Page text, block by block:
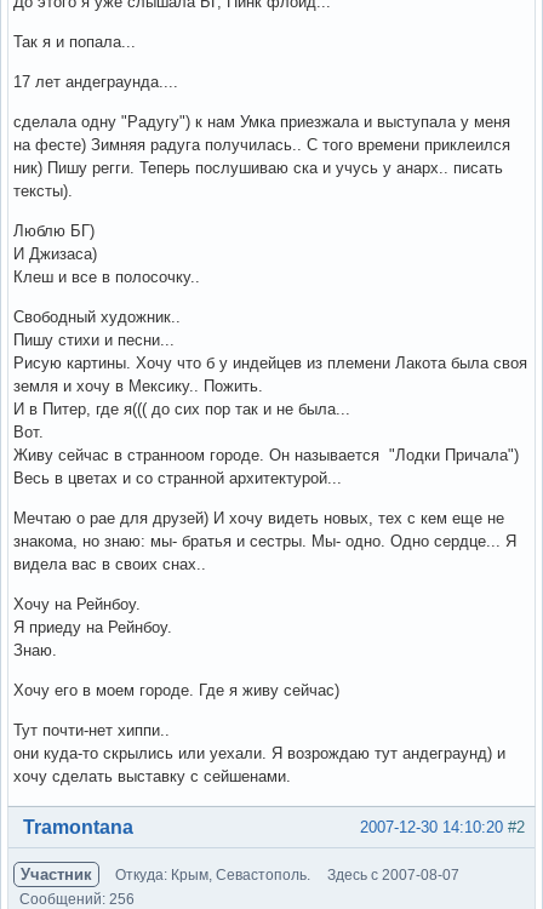
Так я и попала...
17 лет андеграунда....
сделала одну "Радугу") к нам Умка приезжала и выступала у меня
на фесте) Зимняя радуга получилась.. С того времени приклеился
ник) Пишу регги. Теперь послушиваю ска и учусь у анарх.. писать
тексты).
Люблю БГ)
И Джизаса)
Клеш и все в полосочку..
Свободный художник..
Пишу стихи и песни...
Рисую картины. Хочу что б у индейцев из племени Лакота была своя
земля и хочу в Мексику.. Пожить.
И в Питер, где я((( до сих пор так и не была...
Вот.
Живу сейчас в странноом городе. Он называется "Лодки Причала")
Весь в цветах и со странной архитектурой...
Мечтаю о рае для друзей) И хочу видеть новых, тех с кем еще не
знакома, но знаю: мы- братья и сестры. Мы- одно. Одно сердце... Я
видела вас в своих снах..
Хочу на Рейнбоу.
Я приеду на Рейнбоу.
Знаю.
Хочу его в моем городе. Где я живу сейчас)
Тут почти-нет хиппи..
они куда-то скрылись или уехали. Я возрождаю тут андеграунд) и
хочу сделать выставку с сейшенами.
Вне форума #2
2007-12-30 14:10:20
Tramontana
Участник Откуда: Крым, Севастополь.
Здесь с 2007-08-07
Сообщений: 256